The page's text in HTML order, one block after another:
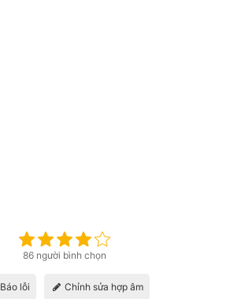
86 người bình chọn
Báo lỗi Chỉnh sửa hợp âm